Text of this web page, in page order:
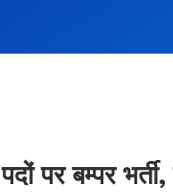
पर बम्पर